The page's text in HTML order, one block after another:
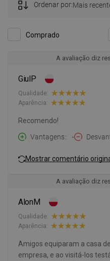
Comprado
Ordenar por:Mais
A avaliação diz
GiulP
Qualidade:
Aparência:
Recomendo!
Vantagens:
-
Mostrar comentário
A avaliação diz
AlonM
Qualidade:
Aparência:
Amigos equiparam a casa
empresa, e ao visitá-los